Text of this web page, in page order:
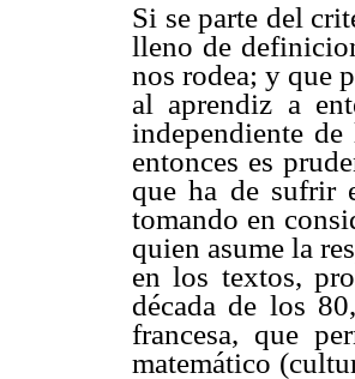
Si se parte del
lleno de
nos rodea; y que
al aprendiz a
independiente
entonces es
que ha de sufrir
tomando en
quien asume la
en los textos,
década de los
francesa, que
matemático